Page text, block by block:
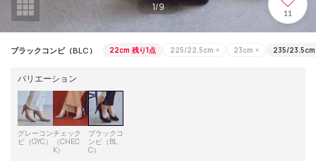
1/9
11
ブラックコンビ（BLC） 22cm 残り1点 225/22.5cm × 23cm × 235/23.5cm
バリエーション
グレーコン
ビ（GYC）
チェック
（CHEC
K）
ブラックコ
ンビ（BL
C）